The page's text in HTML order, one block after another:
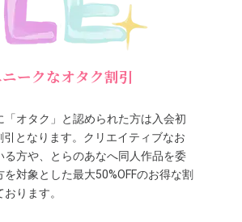
ークなオタク割引
「オタク」と認められた方は入会初
引となります。クリエイティブなお
る方や、とらのあなへ同人作品を委
対象とした最大50%OFFのお得な割
ります。